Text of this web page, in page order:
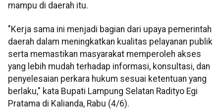
mampu di daerah itu.
"Kerja sama ini menjadi bagian dari upaya pemerintah
daerah dalam meningkatkan kualitas pelayanan publik
serta memastikan masyarakat memperoleh akses
yang lebih mudah terhadap informasi, konsultasi, dan
penyelesaian perkara hukum sesuai ketentuan yang
berlaku," kata Bupati Lampung Selatan Radityo Egi
Pratama di Kalianda, Rabu (4/6).